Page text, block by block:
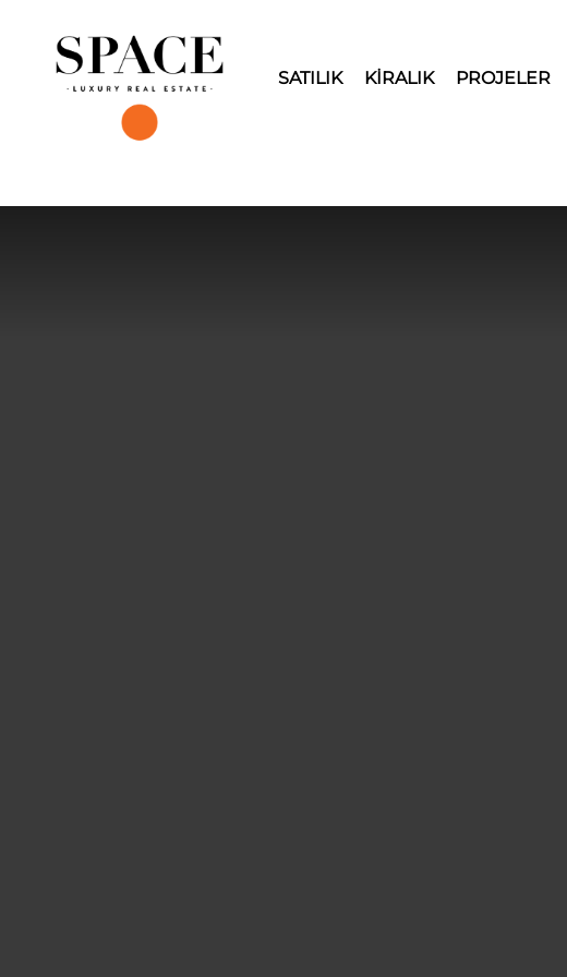
SATILIK KİRALIK PROJELER